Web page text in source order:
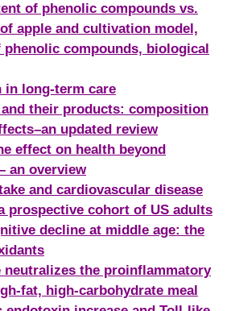
of phenolic compounds vs.
apple and cultivation model,
compounds, biological
in long-term care
their products: composition
updated review
effect on health beyond
an overview
and cardiovascular disease
prospective cohort of US adults
decline at middle age: the
neutralizes the proinflammatory
fat, high-carbohydrate meal